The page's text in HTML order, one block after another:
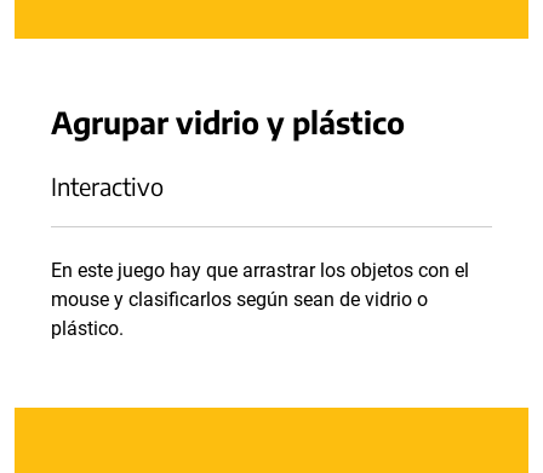
Agrupar vidrio y plástico
Interactivo
En este juego hay que arrastrar los objetos con el
mouse y clasificarlos según sean de vidrio o
plástico.